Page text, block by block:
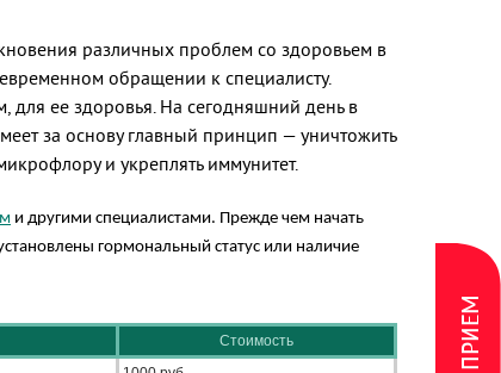
различных проблем со здоровьем в
обращении к специалисту.
для ее здоровья. На сегодняшний день в
за основу главный принцип — уничтожить
и укреплять иммунитет.
и другими специалистами. Прежде чем начать
гормональный статус или наличие
Стоимость